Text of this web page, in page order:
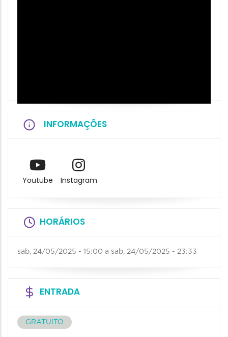
INFORMAÇÕES
Youtube Instagram
HORÁRIOS
sab, 24/05/2025 - 15:00 a sab, 24/05/2025 - 23:33
ENTRADA
GRATUITO